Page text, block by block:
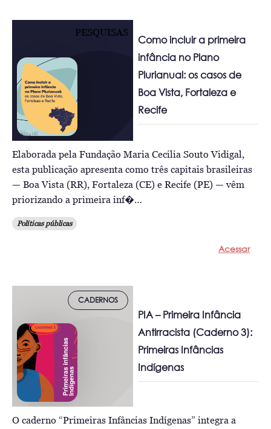
PESQUISAS
Como incluir a primeira
infância no Plano
Plurianual: os casos de
Boa Vista, Fortaleza e
Recife
Elaborada pela Fundação Maria Cecilia Souto Vidigal,
esta publicação apresenta como três capitais brasileiras
— Boa Vista (RR), Fortaleza (CE) e Recife (PE) — vêm
priorizando a primeira inf�…
Políticas públicas
Acessar
CADERNOS
PIA – Primeira Infância
Antirracista (Caderno 3):
Primeiras Infâncias
Indígenas
O caderno “Primeiras Infâncias Indígenas” integra a